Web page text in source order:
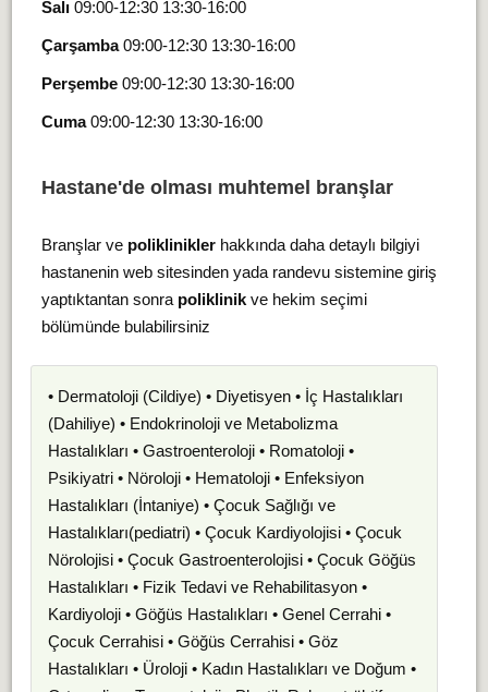
Salı09:00-12:30 13:30-16:00
Çarşamba09:00-12:30 13:30-16:00
Perşembe09:00-12:30 13:30-16:00
Cuma09:00-12:30 13:30-16:00
Hastane'de olması muhtemel branşlar
Branşlar ve polikliniklerhakkında daha detaylı bilgiyi
hastanenin web sitesinden yada randevu sistemine giriş
yaptıktantan sonra poliklinikve hekim seçimi
bölümünde bulabilirsiniz
• Dermatoloji (Cildiye) • Diyetisyen • İç Hastalıkları
(Dahiliye) • Endokrinoloji ve Metabolizma
Hastalıkları • Gastroenteroloji • Romatoloji •
Psikiyatri • Nöroloji • Hematoloji • Enfeksiyon
Hastalıkları (İntaniye) • Çocuk Sağlığı ve
Hastalıkları(pediatri) • Çocuk Kardiyolojisi • Çocuk
Nörolojisi • Çocuk Gastroenterolojisi • Çocuk Göğüs
Hastalıkları • Fizik Tedavi ve Rehabilitasyon •
Kardiyoloji • Göğüs Hastalıkları • Genel Cerrahi •
Çocuk Cerrahisi • Göğüs Cerrahisi • Göz
Hastalıkları • Üroloji • Kadın Hastalıkları ve Doğum •